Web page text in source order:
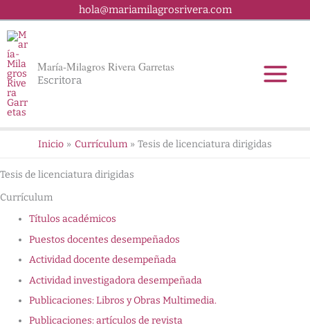
hola@mariamilagrosrivera.com
María-Milagros Rivera Garretas
Escritora
Inicio Currículum Tesis de licenciatura dirigidas
Tesis de licenciatura dirigidas
Currículum
Títulos académicos
Puestos docentes desempeñados
Actividad docente desempeñada
Actividad investigadora desempeñada
Publicaciones: Libros y Obras Multimedia.
Publicaciones: artículos de revista